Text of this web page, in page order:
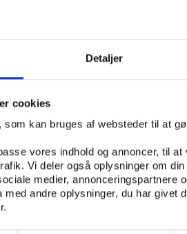
Detaljer
cookies
kan bruges af websteder til at
vores indhold og annoncer, til
Vi deler også oplysninger om
medier, annonceringspartnere
med andre oplysninger, du har givet
har egne vedtægter, bestyrelser
meget i størrelse.
som Moderne Femkamp
samme kræfter til at
Specialforbundenes
breddetilgangen.